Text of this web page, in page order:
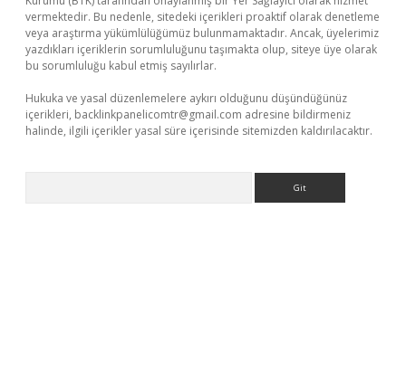
vermektedir. Bu nedenle, sitedeki içerikleri proaktif olarak denetleme
veya araştırma yükümlülüğümüz bulunmamaktadır. Ancak, üyelerimiz
yazdıkları içeriklerin sorumluluğunu taşımakta olup, siteye üye olarak
bu sorumluluğu kabul etmiş sayılırlar.
Hukuka ve yasal düzenlemelere aykırı olduğunu düşündüğünüz
içerikleri, backlinkpanelicomtr@gmail.com adresine bildirmeniz
halinde, ilgili içerikler yasal süre içerisinde sitemizden kaldırılacaktır.